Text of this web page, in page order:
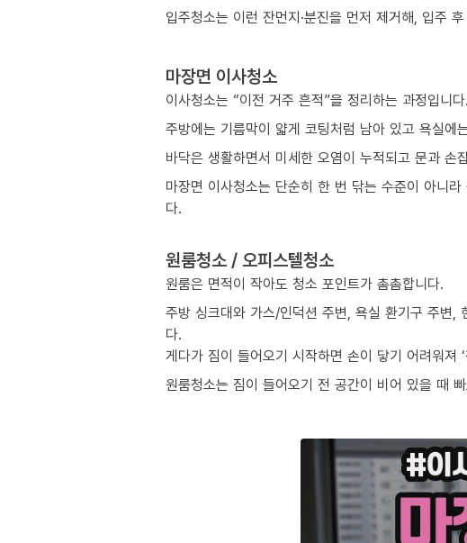
입주청소는 이런 잔먼지·분진을 먼저 제거해, 입주
마장면 이사청소
이사청소는 “이전 거주 흔적”을 정리하는 과정입니다.
주방에는 기름막이 얇게 코팅처럼 남아 있고 욕실
바닥은 생활하면서 미세한 오염이 누적되고 문과 손
마장면 이사청소는 단순히 한 번 닦는 수준이 아니
다.
원룸청소 / 오피스텔청소
원룸은 면적이 작아도 청소 포인트가 촘촘합니다.
주방 싱크대와 가스/인덕션 주변, 욕실 환기구 주변,
다.
게다가 짐이 들어오기 시작하면 손이 닿기 어려워져
원룸청소는 짐이 들어오기 전 공간이 비어 있을 때